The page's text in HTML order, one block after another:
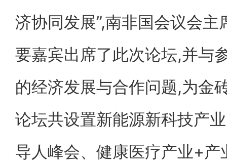
济协同发展”,南非国会议会
要嘉宾出席了此次论坛,并与
的经济发展与合作问题,为金
论坛共设置新能源新科技产
导人峰会、健康医疗产业+